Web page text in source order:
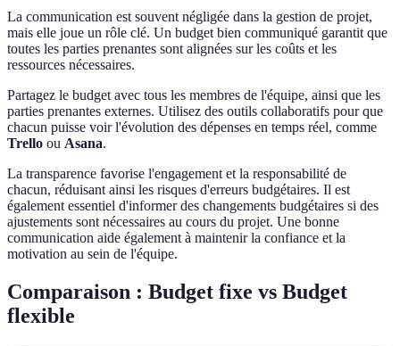
La communication est souvent négligée dans la gestion de projet,
mais elle joue un rôle clé. Un budget bien communiqué garantit que
toutes les parties prenantes sont alignées sur les coûts et les
ressources nécessaires.
Partagez le budget avec tous les membres de l'équipe, ainsi que les
parties prenantes externes. Utilisez des outils collaboratifs pour que
chacun puisse voir l'évolution des dépenses en temps réel, comme
Trello ou Asana.
La transparence favorise l'engagement et la responsabilité de
chacun, réduisant ainsi les risques d'erreurs budgétaires. Il est
également essentiel d'informer des changements budgétaires si des
ajustements sont nécessaires au cours du projet. Une bonne
communication aide également à maintenir la confiance et la
motivation au sein de l'équipe.
Comparaison : Budget fixe vs Budget
flexible